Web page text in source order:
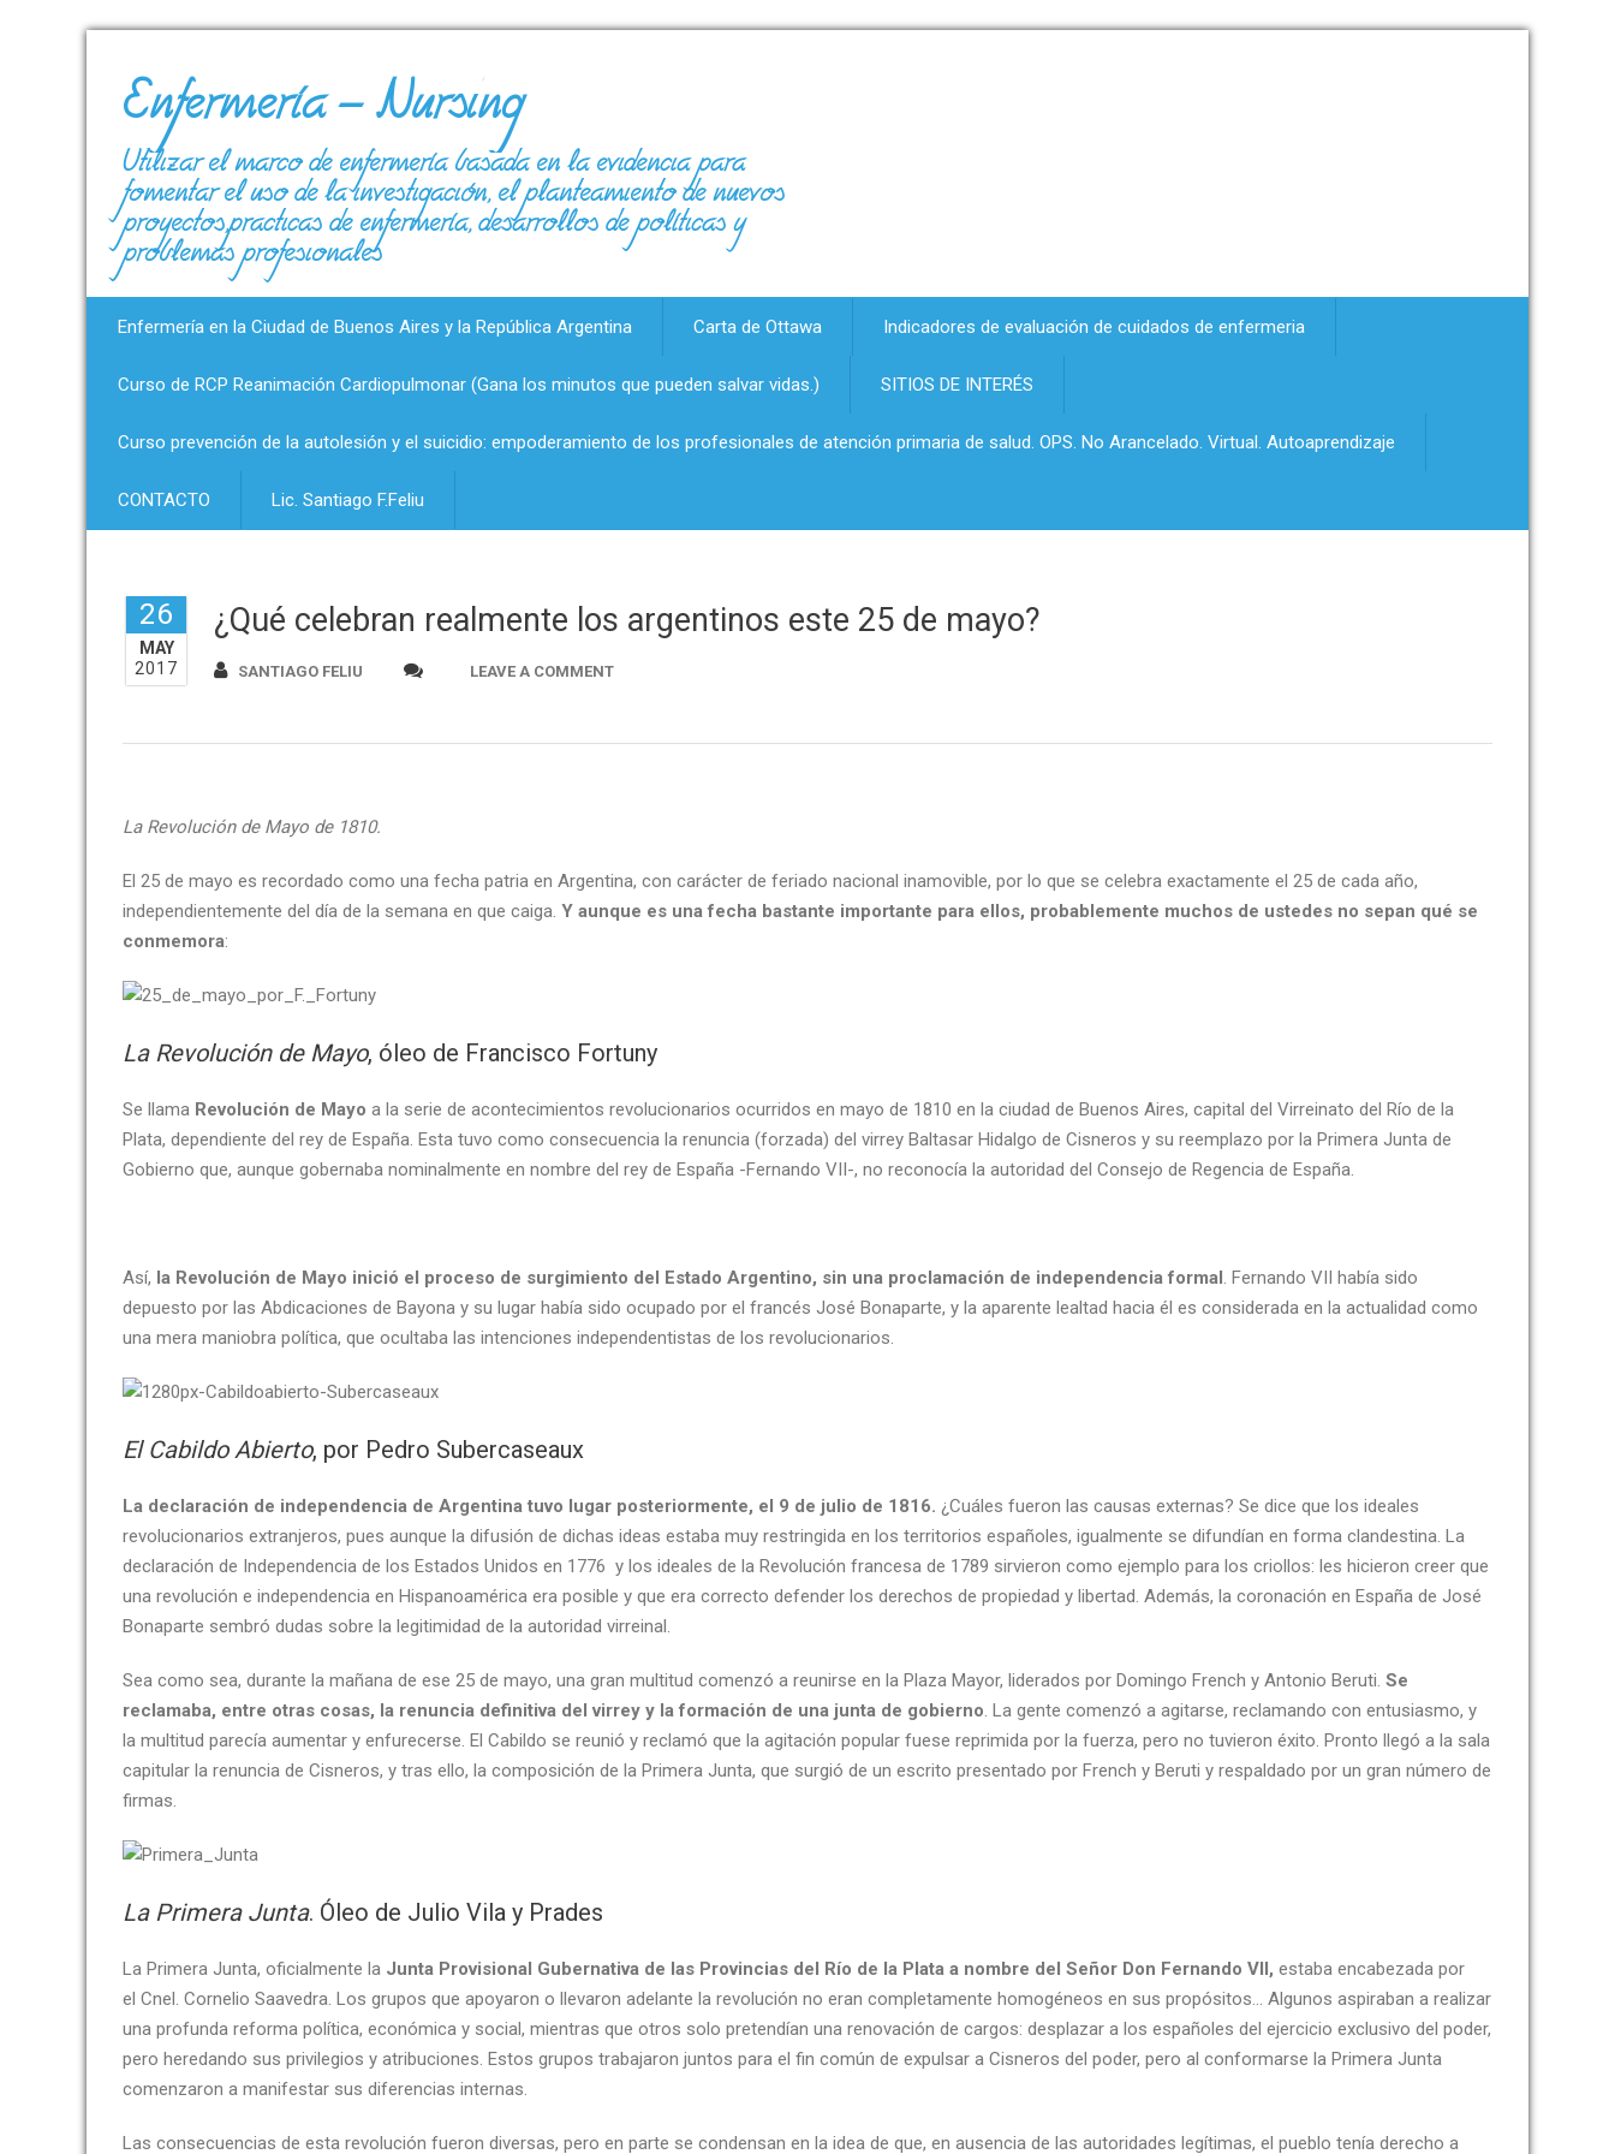
Enfermería – Nursing
Utilizar el marco de enfermería basada en la evidencia para
fomentar el uso de la investigación, el planteamiento de nuevos
proyectos,prácticas de enfermería, desarrollos de políticas y
problemas profesionales
Enfermería en la Ciudad de Buenos Aires y la República Argentina Carta de Ottawa Indicadores de evaluación de cuidados de enfermeria
Curso de RCP Reanimación Cardiopulmonar (Gana los minutos que pueden salvar vidas.) SITIOS DE INTERÉS
Curso prevención de la autolesión y el suicidio: empoderamiento de los profesionales de atención primaria de salud. OPS. No Arancelado. Virtual. Autoaprendizaje
CONTACTO Lic. Santiago F.Feliu
26
MAY
2017
¿Qué celebran realmente los argentinos este 25 de mayo?
SANTIAGO FELIU LEAVE A COMMENT
La Revolución de Mayo de 1810.
El 25 de mayo es recordado como una fecha patria en Argentina, con carácter de feriado nacional inamovible, por lo que se celebra exactamente el 25 de cada año,
independientemente del día de la semana en que caiga. Y aunque es una fecha bastante importante para ellos, probablemente muchos de ustedes no sepan qué se
conmemora:
La Revolución de Mayo, óleo de Francisco Fortuny
Se llama Revolución de Mayo a la serie de acontecimientos revolucionarios ocurridos en mayo de 1810 en la ciudad de Buenos Aires, capital del Virreinato del Río de la
Plata, dependiente del rey de España. Esta tuvo como consecuencia la renuncia (forzada) del virrey Baltasar Hidalgo de Cisneros y su reemplazo por la Primera Junta de
Gobierno que, aunque gobernaba nominalmente en nombre del rey de España -Fernando VII-, no reconocía la autoridad del Consejo de Regencia de España.
Así, la Revolución de Mayo inició el proceso de surgimiento del Estado Argentino, sin una proclamación de independencia formal. Fernando VII había sido
depuesto por las Abdicaciones de Bayona y su lugar había sido ocupado por el francés José Bonaparte, y la aparente lealtad hacia él es considerada en la actualidad como
una mera maniobra política, que ocultaba las intenciones independentistas de los revolucionarios.
El Cabildo Abierto, por Pedro Subercaseaux
La declaración de independencia de Argentina tuvo lugar posteriormente, el 9 de julio de 1816. ¿Cuáles fueron las causas externas? Se dice que los ideales
revolucionarios extranjeros, pues aunque la difusión de dichas ideas estaba muy restringida en los territorios españoles, igualmente se difundían en forma clandestina. La
declaración de Independencia de los Estados Unidos en 1776 y los ideales de la Revolución francesa de 1789 sirvieron como ejemplo para los criollos: les hicieron creer que
una revolución e independencia en Hispanoamérica era posible y que era correcto defender los derechos de propiedad y libertad. Además, la coronación en España de José
Bonaparte sembró dudas sobre la legitimidad de la autoridad virreinal.
Sea como sea, durante la mañana de ese 25 de mayo, una gran multitud comenzó a reunirse en la Plaza Mayor, liderados por Domingo French y Antonio Beruti. Se
reclamaba, entre otras cosas, la renuncia definitiva del virrey y la formación de una junta de gobierno. La gente comenzó a agitarse, reclamando con entusiasmo, y
la multitud parecía aumentar y enfurecerse. El Cabildo se reunió y reclamó que la agitación popular fuese reprimida por la fuerza, pero no tuvieron éxito. Pronto llegó a la sala
capitular la renuncia de Cisneros, y tras ello, la composición de la Primera Junta, que surgió de un escrito presentado por French y Beruti y respaldado por un gran número de
firmas.
La Primera Junta. Óleo de Julio Vila y Prades
La Primera Junta, oficialmente la Junta Provisional Gubernativa de las Provincias del Río de la Plata a nombre del Señor Don Fernando VII, estaba encabezada por
el Cnel. Cornelio Saavedra. Los grupos que apoyaron o llevaron adelante la revolución no eran completamente homogéneos en sus propósitos… Algunos aspiraban a realizar
una profunda reforma política, económica y social, mientras que otros solo pretendían una renovación de cargos: desplazar a los españoles del ejercicio exclusivo del poder,
pero heredando sus privilegios y atribuciones. Estos grupos trabajaron juntos para el fin común de expulsar a Cisneros del poder, pero al conformarse la Primera Junta
comenzaron a manifestar sus diferencias internas.
Las consecuencias de esta revolución fueron diversas, pero en parte se condensan en la idea de que, en ausencia de las autoridades legítimas, el pueblo tenía derecho a